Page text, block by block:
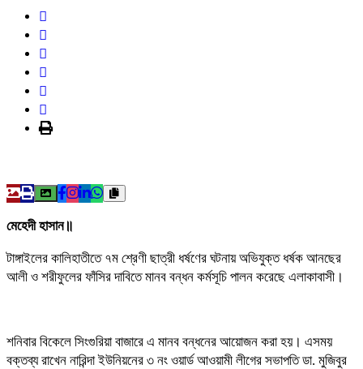
মেহেদী হাসান॥
টাঙ্গাইলের কালিহাতীতে ৭ম শ্রেণী ছাত্রী ধর্ষণের ঘটনায় অভিযুক্ত ধর্ষক আনছের
আলী ও শরীফুলের ফাঁসির দাবিতে মানব বন্ধন কর্মসূচি পালন করেছে এলাকাবাসী।
শনিবার বিকেলে সিংগুরিয়া বাজারে এ মানব বন্ধনের আয়োজন করা হয়। এসময়
বক্তব্য রাখেন নারিন্দা ইউনিয়নের ৩ নং ওয়ার্ড আওয়ামী লীগের সভাপতি ডা. মুজিবুর